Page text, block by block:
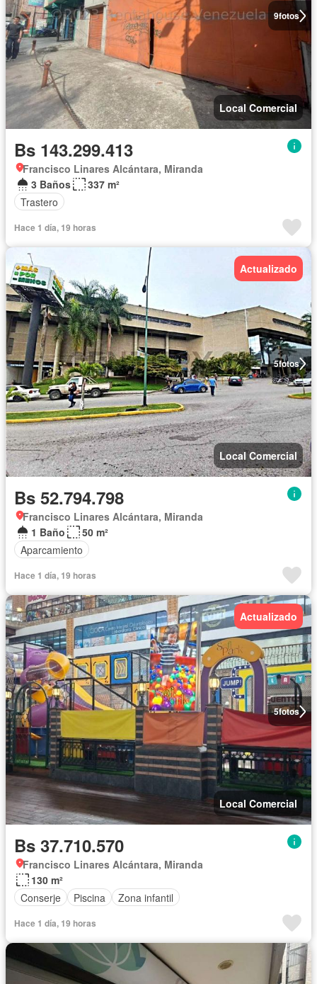
9fotos
Local Comercial
Bs 143.299.413
Francisco Linares Alcántara, Miranda
3 Baños
337 m²
Trastero
Hace 1 día, 19 horas
5fotos
Actualizado
Local Comercial
Bs 52.794.798
Francisco Linares Alcántara, Miranda
1 Baño
50 m²
Aparcamiento
Hace 1 día, 19 horas
5fotos
Actualizado
Local Comercial
Bs 37.710.570
Francisco Linares Alcántara, Miranda
130 m²
Conserje
Piscina Zona infantil
Hace 1 día, 19 horas